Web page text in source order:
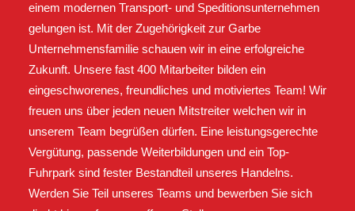
einem modernen Transport- und Speditionsunternehmen
gelungen ist. Mit der Zugehörigkeit zur Garbe
Unternehmensfamilie schauen wir in eine erfolgreiche
Zukunft. Unsere fast 400 Mitarbeiter bilden ein
eingeschworenes, freundliches und motiviertes Team! Wir
freuen uns über jeden neuen Mitstreiter welchen wir in
unserem Team begrüßen dürfen. Eine leistungsgerechte
Vergütung, passende Weiterbildungen und ein Top-
Fuhrpark sind fester Bestandteil unseres Handelns.
Werden Sie Teil unseres Teams und bewerben Sie sich